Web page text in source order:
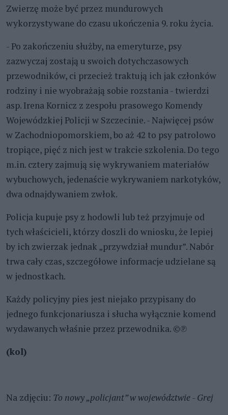
Zwierzę może być przez mundurowych
wykorzystywane do czasu ukończenia 9. roku życia.
- Po zakończeniu służby, na emeryturze, psy
zazwyczaj zostają u swoich dotychczasowych
przewodników, ci przecież traktują ich jak członków
rodziny i nie wyobrażają sobie rozstania - twierdzi
asp. Irena Kornicz z zespołu prasowego Komendy
Wojewódzkiej Policji w Szczecinie. - Najwięcej psów
w Zachodniopomorskiem, bo aż 42 to psy patrolowo
tropiące, pięć z nich jest w trakcie szkolenia. Do tego
m.in. cztery zajmują się wykrywaniem materiałów
wybuchowych, jedenaście wykrywaniem narkotyków,
dwa odnajdywaniem zwłok.
Policja kupuje psy z hodowli lub też przyjmuje od
tych właścicieli, którzy doszli do wniosku, że lepiej
by ich zwierzak jednak „przywdział mundur”. Nabór
trwa cały czas, szczegółowe informacje udzielane są
w jednostkach.
Każdy policyjny pies jest niejako przypisany do
jednego funkcjonariusza i słucha wyłącznie komend
wydawanych właśnie przez przewodnika. ©℗
(kol)
Na zdjęciu: To nowy „policjant”w województwie - Grej